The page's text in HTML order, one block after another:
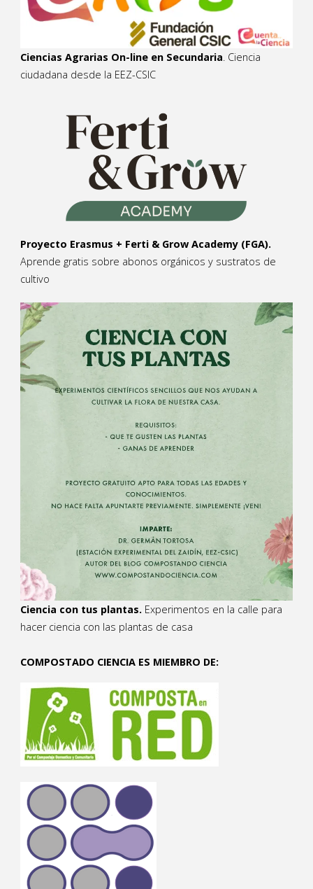
Ciencias Agrarias On-line en Secundaria. Ciencia
ciudadana desde la EEZ-CSIC
Proyecto Erasmus + Ferti & Grow Academy (FGA).
Aprende gratis sobre abonos orgánicos y sustratos de
cultivo
Ciencia con tus plantas. Experimentos en la calle para
hacer ciencia con las plantas de casa
COMPOSTADO CIENCIA ES MIEMBRO DE: